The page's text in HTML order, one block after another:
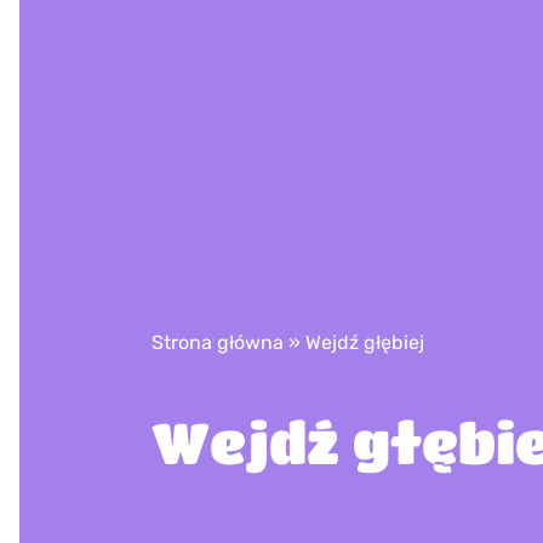
Strona główna »Wejdź głębiej
Wejdź